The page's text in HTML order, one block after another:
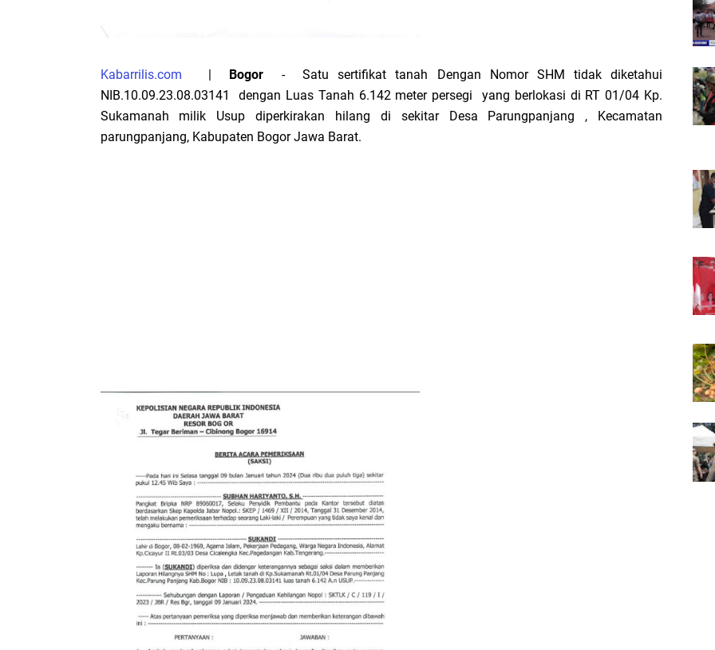
Kabarrilis.com Bogor
- Satu sertifikat tanah Dengan Nomor SHM tidak diketahui
NIB.10.09.23.08.03141 dengan Luas Tanah 6.142 meter persegi yang berlokasi di RT 01/04 Kp.
Sukamanah milik Usup diperkirakan hilang di sekitar Desa Parungpanjang , Kecamatan
parungpanjang, Kabupaten Bogor Jawa Barat.